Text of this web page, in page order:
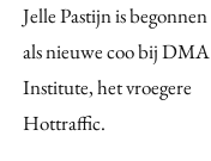
Jelle Pastijn is begonnen
als nieuwe coo bij DMA
Institute, het vroegere
Hottraffic.